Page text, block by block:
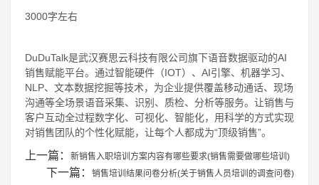
3000字左右
DuDuTalk是武汉赛思云科技有限公司旗下语音数据驱动的AI
销售赋能平台。通过智能硬件（IOT）、AI引擎、机器学习、
NLP、文本数据挖掘等技术，为企业提供覆盖移动通话、现场
沟通等全场景语音采集、识别、质检、分析等服务。让销售与
客户互动全过程数字化、可视化、智能化，用科学的方式实现
对销售团队的个性化赋能，让每个人都成为“顶级销售”。
上一篇： 新销售入职培训方案内容有哪些要求(销售需要做哪些培训)
下一篇： 销售培训结果问卷分析(关于销售人员培训的调查问卷)